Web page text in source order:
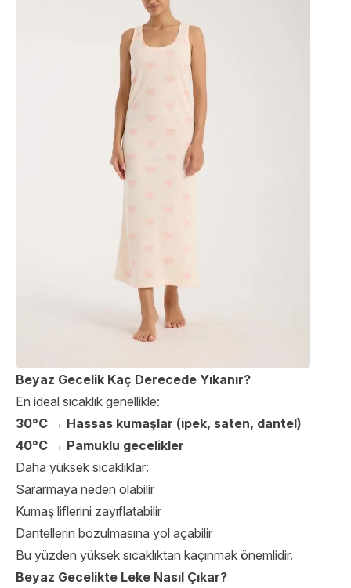
Beyaz Gecelik Kaç Derecede Yıkanır?
En ideal sıcaklık genellikle:
30°C → Hassas kumaşlar (ipek, saten, dantel)
40°C → Pamuklu gecelikler
Daha yüksek sıcaklıklar:
Sararmaya neden olabilir
Kumaş liflerini zayıflatabilir
Dantellerin bozulmasına yol açabilir
Bu yüzden yüksek sıcaklıktan kaçınmak önemlidir.
Beyaz Gecelikte Leke Nasıl Çıkar?